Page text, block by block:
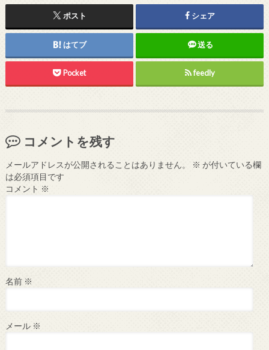
ポスト シェア
はてブ 送る
Pocket feedly
コメントを残す
メールアドレスが公開されることはありません。 ※ が付いている欄
は必須項目です
コメント ※
名前 ※
メール ※